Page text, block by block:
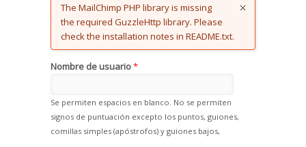
Error message
The MailChimp PHP library is missing
the required GuzzleHttp library. Please
check the installation notes in README.txt.
Nombre de usuario*
Se permiten espacios en blanco. No se permiten
signos de puntuación excepto los puntos, guiones,
comillas simples (apóstrofos) y guiones bajos,